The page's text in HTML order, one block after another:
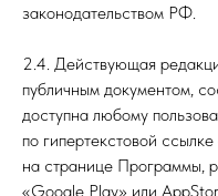
законодательством РФ.
2.4. Действующая
публичным документом,
доступна любому
по гипертекстовой
на странице Программы,
«Google Play» или